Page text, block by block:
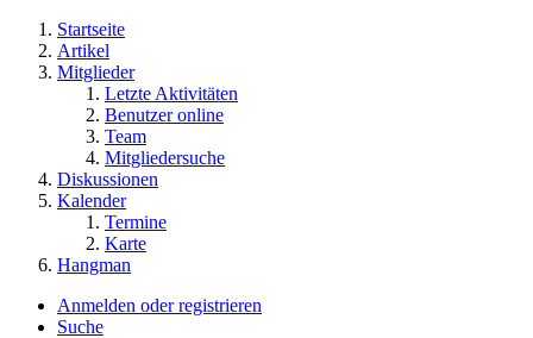
Startseite
Artikel
Mitglieder
Letzte Aktivitäten
Benutzer online
Team
Mitgliedersuche
Diskussionen
Kalender
Termine
Karte
Hangman
Anmelden oder registrieren
Suche